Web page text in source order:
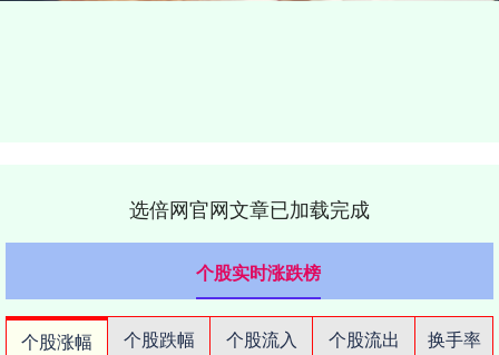
选倍网官网文章已加载完成
个股实时涨跌榜
个股涨幅 个股跌幅 个股流入 个股流出
换手率